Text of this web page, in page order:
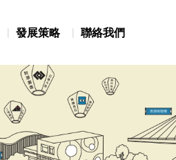
發展策略 聯絡我們